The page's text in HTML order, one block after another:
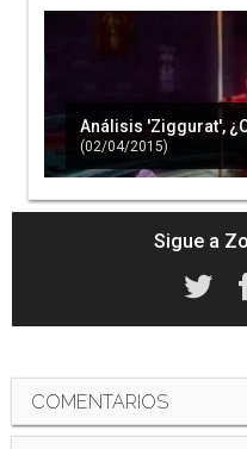
Análisis 'Ziggurat',
(02/04/2015)
Sigue a
COMENTARIOS